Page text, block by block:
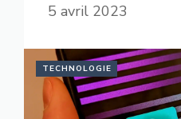
5 avril 2023
TECHNOLOGIE